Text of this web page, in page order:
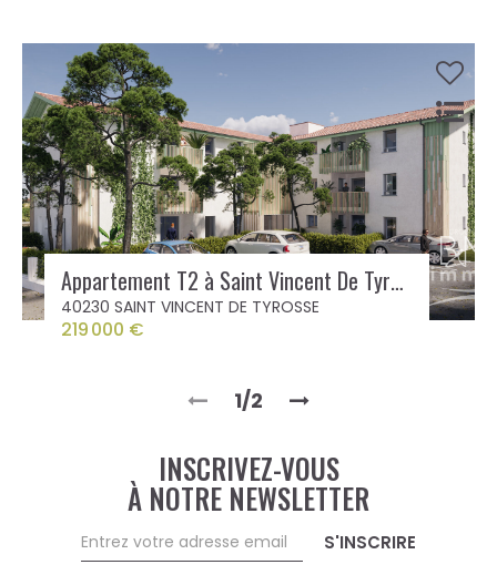
Appartement T2 à Saint Vincent De Tyrosse
40230 SAINT VINCENT DE TYROSSE
219 000 €
1/2
INSCRIVEZ-VOUS
À NOTRE NEWSLETTER
S'INSCRIRE